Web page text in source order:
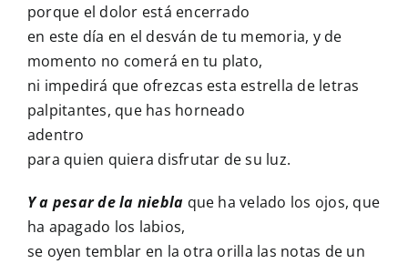
porque el dolor está encerrado
en este día en el desván de tu memoria, y de
momento no comerá en tu plato,
ni impedirá que ofrezcas esta estrella de letras
palpitantes, que has horneado
adentro
para quien quiera disfrutar de su luz.
Y a pesar de la niebla que ha velado los ojos, que
ha apagado los labios,
se oyen temblar en la otra orilla las notas de un